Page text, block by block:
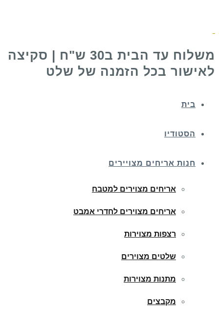
משלוח עד הבית ב30 ש"ח | סקיצה
לאישור בכל הזמנה של שלט
בית
הסטודיו
חנות אריחים מצויירים
אריחים מצוירים למטבח
אריחים מצוירים לחדרי אמבט
רצפות מצוירות
שלטים מצוירים
מתנות מצוירות
מקבצים